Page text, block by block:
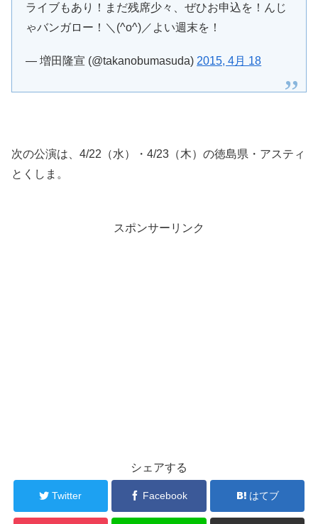
ライブもあり！まだ残席少々、ぜひお申込を！んじ
ゃバンガロー！＼(^o^)／よい週末を！
— 増田隆宣 (@takanobumasuda) 2015, 4月 18
次の公演は、4/22（水）・4/23（木）の徳島県・アスティ
とくしま。
スポンサーリンク
シェアする
Twitter Facebook はてブ